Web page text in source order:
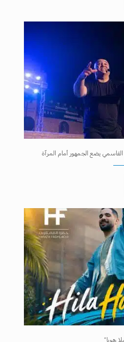
يضع الجمهور أمام المرآة
هوبا”